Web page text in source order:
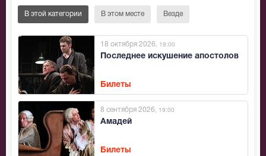
В этой категории В этом месте Везде
Последнее искушение апостолов
18 октября 2026 , 19:00
Билеты
Амадей
8 сентября 2026 , 19:00
Билеты